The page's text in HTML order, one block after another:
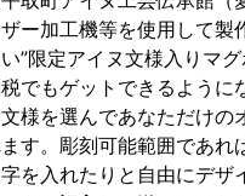
ー加工機等を使用して製
”限定アイヌ文様入りマグ
でもゲットできるように
様を選んであなただけの
す。彫刻可能範囲であれ
を入れたりと自由にデザ